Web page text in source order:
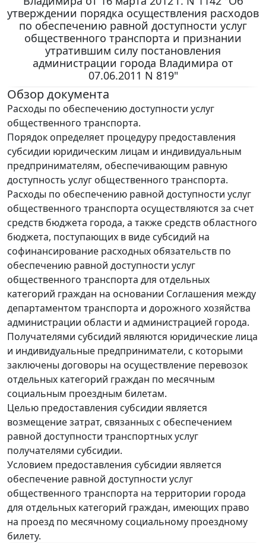
утверждении порядка осуществления расходов
по обеспечению равной доступности услуг
общественного транспорта и признании
утратившим силу постановления
администрации города Владимира от
07.06.2011 N 819"
Обзор документа
Расходы по обеспечению доступности услуг
общественного транспорта.
Порядок определяет процедуру предоставления
субсидии юридическим лицам и индивидуальным
предпринимателям, обеспечивающим равную
доступность услуг общественного транспорта.
Расходы по обеспечению равной доступности услуг
общественного транспорта осуществляются за счет
средств бюджета города, а также средств областного
бюджета, поступающих в виде субсидий на
софинансирование расходных обязательств по
обеспечению равной доступности услуг
общественного транспорта для отдельных
категорий граждан на основании Соглашения между
департаментом транспорта и дорожного хозяйства
администрации области и администрацией города.
Получателями субсидий являются юридические лица
и индивидуальные предприниматели, с которыми
заключены договоры на осуществление перевозок
отдельных категорий граждан по месячным
социальным проездным билетам.
Целью предоставления субсидии является
возмещение затрат, связанных с обеспечением
равной доступности транспортных услуг
получателями субсидии.
Условием предоставления субсидии является
обеспечение равной доступности услуг
общественного транспорта на территории города
для отдельных категорий граждан, имеющих право
на проезд по месячному социальному проездному
билету.